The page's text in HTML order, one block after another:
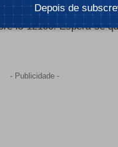
(e 12 threads
i3-12100. Espera-se
- Publicidade -
Depois de